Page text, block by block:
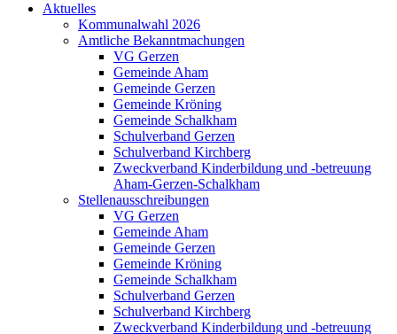
Aktuelles
Kommunalwahl 2026
Amtliche Bekanntmachungen
VG Gerzen
Gemeinde Aham
Gemeinde Gerzen
Gemeinde Kröning
Gemeinde Schalkham
Schulverband Gerzen
Schulverband Kirchberg
Zweckverband Kinderbildung und -betreuung
Aham-Gerzen-Schalkham
Stellenausschreibungen
VG Gerzen
Gemeinde Aham
Gemeinde Gerzen
Gemeinde Kröning
Gemeinde Schalkham
Schulverband Gerzen
Schulverband Kirchberg
Zweckverband Kinderbildung und -betreuung